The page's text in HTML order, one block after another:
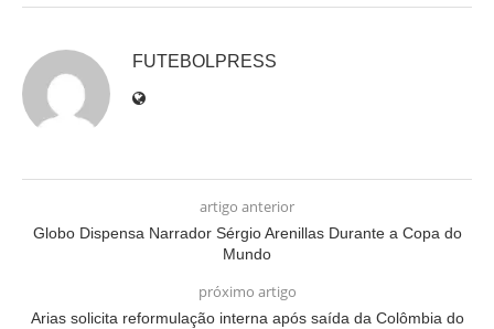
FUTEBOLPRESS
artigo anterior
Globo Dispensa Narrador Sérgio Arenillas Durante a Copa do
Mundo
próximo artigo
Arias solicita reformulação interna após saída da Colômbia do